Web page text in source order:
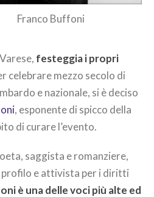
Franco Buffoni
festeggia i propri
celebrare mezzo secolo di
e nazionale, si è deciso
, esponente di spicco della
di curare l’evento.
saggista e romanziere,
e attivista per i diritti
è una delle voci più alte ed